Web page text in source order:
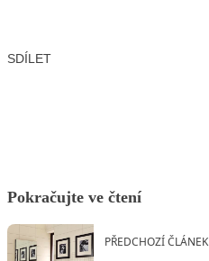
SDÍLET
Pokračujte ve čtení
PŘEDCHOZÍ ČLÁNEK